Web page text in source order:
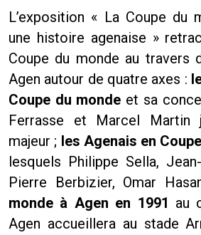
L’exposition « La Coupe du
une histoire agenaise »
Coupe du monde au travers
Agen autour de quatre axes :
Coupe du monde et sa
Ferrasse et Marcel Martin
majeur ; les Agenais en
lesquels Philippe Sella,
Pierre Berbizier, Omar
monde à Agen en 1991 au
Agen accueillera au stade